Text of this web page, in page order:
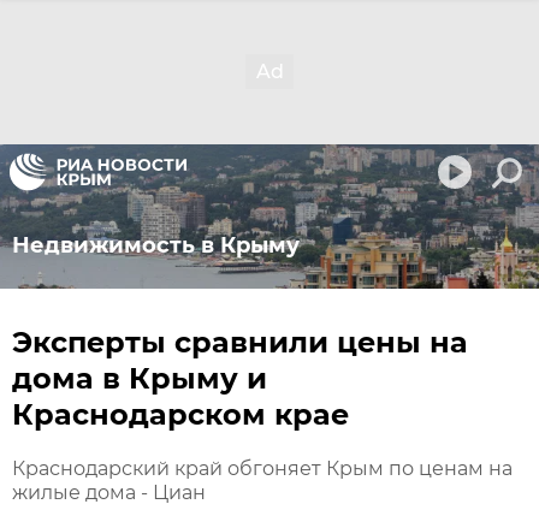
Недвижимость в Крыму
Эксперты сравнили цены на
дома в Крыму и
Краснодарском крае
Краснодарский край обгоняет Крым по ценам на
жилые дома - Циан